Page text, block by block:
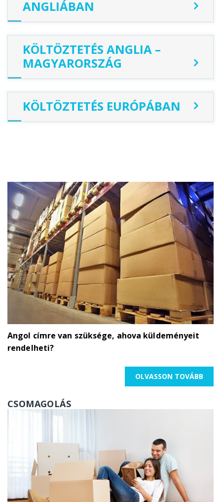
ANGLIÁBAN
FIX ÁRAS:
info@hunparcel.com
KÖLTÖZTETÉS ANGLIA –
MAGYARORSZÁG
Budapest London
londoni vagy budapesti
konzultációnkat melyet teljes ingatlan
költözése esetén (minimum 3-5 szobás lakás
KÖLTÖZTETÉS EURÓPÁBAN
Megrendelés
Angol címre van szüksége, ahova küldeményeit
rendelheti?
OLVASSON TOVÁBB
CSOMAGOLÁS